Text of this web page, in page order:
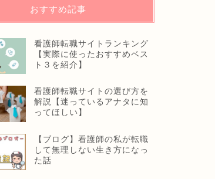
おすすめ記事
看護師転職サイトランキング
【実際に使ったおすすめベス
ト３を紹介】
看護師転職サイトの選び方を
解説【迷っているアナタに知
ってほしい】
【ブログ】看護師の私が転職
して無理しない生き方になっ
た話